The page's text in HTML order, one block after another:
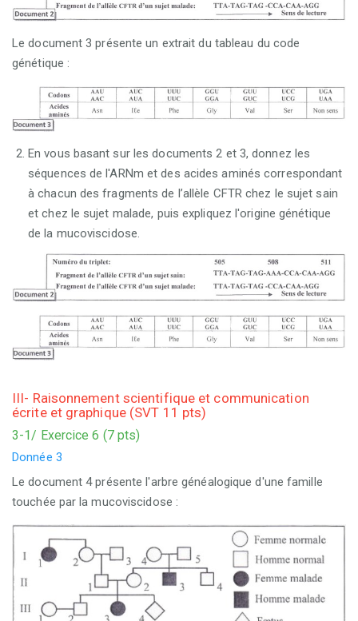
Le document 3 présente un extrait du tableau du code
génétique :
En vous basant sur les documents 2 et 3, donnez les
séquences de l'ARNm et des acides aminés correspondant
à chacun des fragments de l’allèle CFTR chez le sujet sain
et chez le sujet malade, puis expliquez l'origine génétique
de la mucoviscidose.
III- Raisonnement scientifique et communication
écrite et graphique (SVT 11 pts)
3-1/ Exercice 6 (7 pts)
Donnée 3
Le document 4 présente l'arbre généalogique d'une famille
touchée par la mucoviscidose :